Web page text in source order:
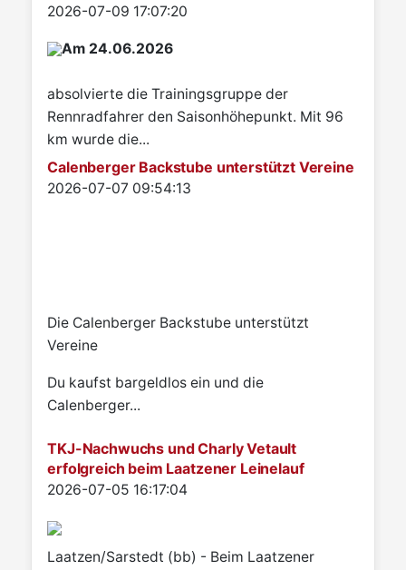
Details
2026-07-09 17:07:20
Am 24.06.2026
absolvierte die Trainingsgruppe der
Rennradfahrer den Saisonhöhepunkt. Mit 96
km wurde die...
Calenberger Backstube unterstützt Vereine
Details
2026-07-07 09:54:13
Die Calenberger Backstube unterstützt
Vereine
Du kaufst bargeldlos ein und die
Calenberger...
TKJ-Nachwuchs und Charly Vetault
erfolgreich beim Laatzener Leinelauf
Details
2026-07-05 16:17:04
Laatzen/Sarstedt (bb) - Beim Laatzener